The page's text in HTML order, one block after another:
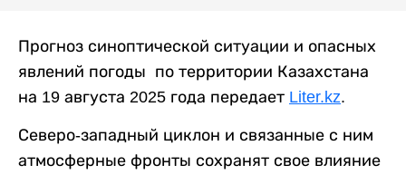
Прогноз синоптической ситуации и опасных
явлений погоды по территории Казахстана
на 19 августа 2025 года передает Liter.kz.
Северо-западный циклон и связанные с ним
атмосферные фронты сохранят свое влияние